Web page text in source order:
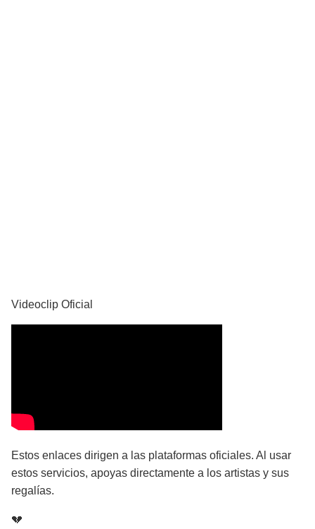
Videoclip Oficial
Estos enlaces dirigen a las plataformas oficiales. Al usar
estos servicios, apoyas directamente a los artistas y sus
regalías.
💔